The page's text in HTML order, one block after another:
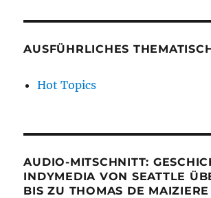
AUSFÜHRLICHES
Hot Topics
AUDIO-MITSCHNITT:
INDYMEDIA VON SEATTLE
BIS ZU THOMAS DE MAIZIERE